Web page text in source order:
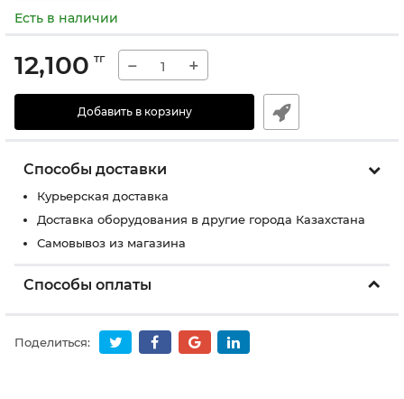
Есть в наличии
12,100 тг − +
Добавить в корзину
Способы доставки
Курьерская доставка
Доставка оборудования в другие города Казахстана
Самовывоз из магазина
Способы оплаты
Поделиться: